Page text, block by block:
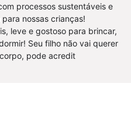
processos sustentáveis e
nossas crianças!
leve e gostoso para brincar,
Seu filho não vai querer
pode acredit